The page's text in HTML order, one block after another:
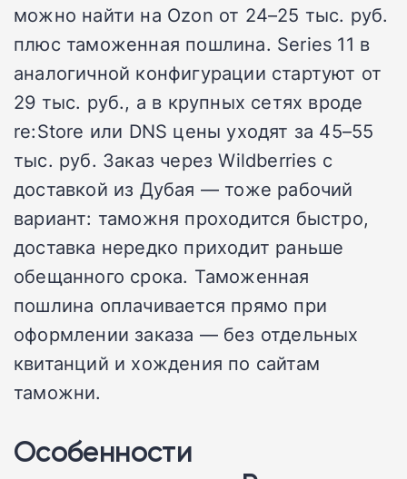
можно найти на Ozon от 24–25 тыс. руб.
плюс таможенная пошлина. Series 11 в
аналогичной конфигурации стартуют от
29 тыс. руб., а в крупных сетях вроде
re:Store или DNS цены уходят за 45–55
тыс. руб. Заказ через Wildberries с
доставкой из Дубая — тоже рабочий
вариант: таможня проходится быстро,
доставка нередко приходит раньше
обещанного срока. Таможенная
пошлина оплачивается прямо при
оформлении заказа — без отдельных
квитанций и хождения по сайтам
таможни.
Особенности